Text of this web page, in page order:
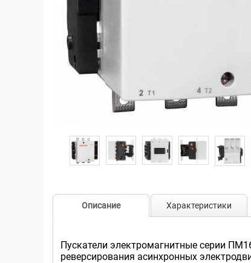
Описание Характеристики
Пускатели электромагнитные серии
реверсирования асинхронных